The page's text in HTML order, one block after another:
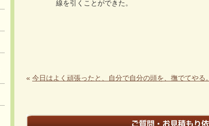
線を引くことができた。
« 今日はよく頑張ったと、自分で自分の頭を、撫でてやる。